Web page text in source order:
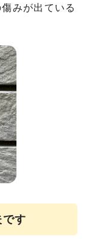
みが出ている
す